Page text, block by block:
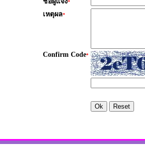
*
เหตุผล*
Confirm Code*